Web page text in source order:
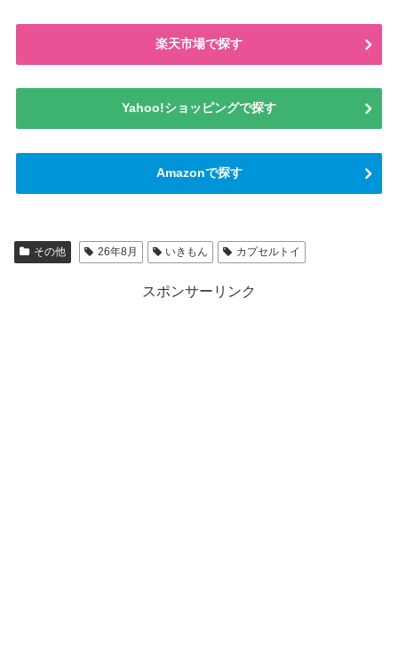
楽天市場で探す
Yahoo!ショッピングで探す
Amazonで探す
その他 26年8月 いきもん カプセルトイ
スポンサーリンク